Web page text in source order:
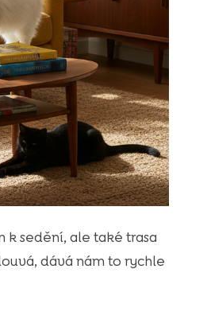
k sedění, ale také trasa
dává nám to rychle